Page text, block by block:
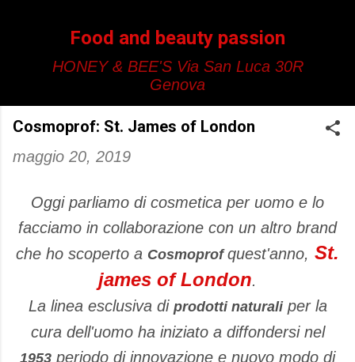
Food and beauty passion
HONEY & BEE'S Via San Luca 30R
Genova
Cosmoprof: St. James of London
maggio 20, 2019
Oggi parliamo di cosmetica per uomo e lo
facciamo in collaborazione con un altro brand
che ho scoperto a Cosmoprofquest'anno, St.
james of London.
La linea esclusiva di prodotti naturaliper la
cura dell'uomo ha iniziato a diffondersi nel
1953 periodo di innovazione e nuovo modo di